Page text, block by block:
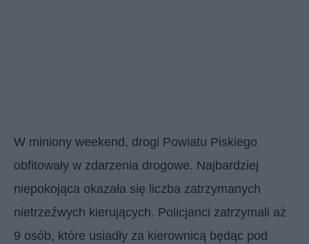
W miniony weekend, drogi Powiatu Piskiego
obfitowały w zdarzenia drogowe. Najbardziej
niepokojąca okazała się liczba zatrzymanych
nietrzeźwych kierujących. Policjanci zatrzymali aż
9 osób, które usiadły za kierownicą będąc pod